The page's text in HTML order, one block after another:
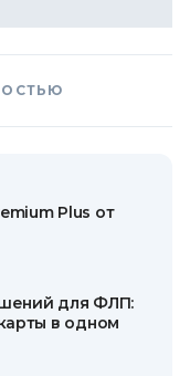
Plus от
для ФЛП:
в одном